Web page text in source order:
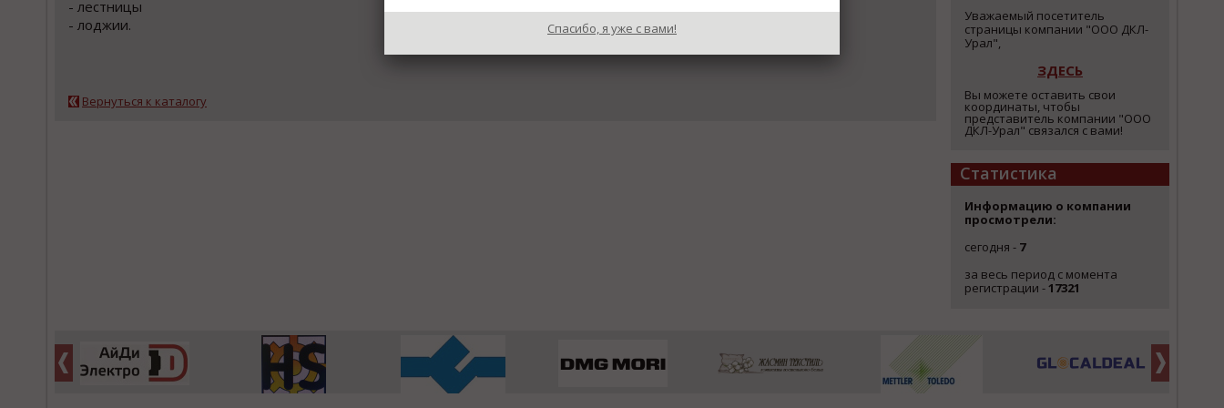
- леcтницы
- лoджии.
Вернуться к каталогу
Уважаемый посетитель
страницы компании "ООО ДКЛ-
Урал",
ЗДЕСЬ
Вы можете оставить свои
координаты, чтобы
представитель компании "ООО
ДКЛ-Урал" связался с вами!
Статистика
Информацию о компании
просмотрели:
сегодня - 7
за весь период с момента
регистрации -17321
Спасибо, я уже с вами!